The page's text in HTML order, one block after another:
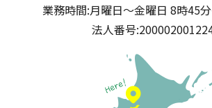
業務時間:月曜日～金曜日 8時45
法人番号: